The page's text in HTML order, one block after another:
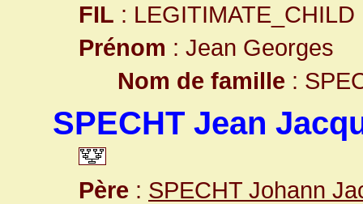
FIL : LEGITIMATE_CHILD
Prénom : Jean Georges
Nom de famille :
SPECHT Jean
Père : SPECHT Johann